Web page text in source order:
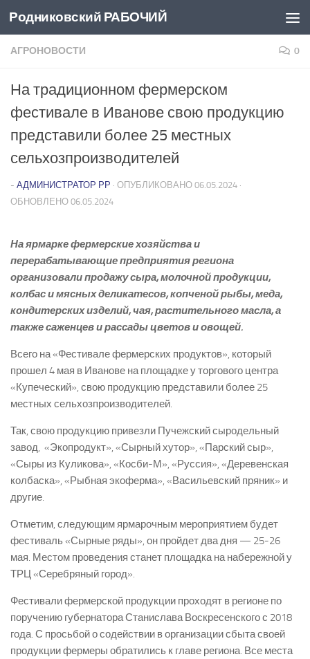
Перейти к содержимому
Родниковский РАБОЧИЙ
АГРОНОВОСТИ 0
На традиционном фермерском
фестивале в Иванове свою продукцию
представили более 25 местных
сельхозпроизводителей
- АДМИНИСТРАТОР РР · ОПУБЛИКОВАНО 06.05.2024 ·
ОБНОВЛЕНО 06.05.2024
На ярмарке фермерские хозяйства и
перерабатывающие предприятия региона
организовали продажу сыра, молочной продукции,
колбас и мясных деликатесов, копченой рыбы, меда,
кондитерских изделий, чая, растительного масла, а
также саженцев и рассады цветов и овощей.
Всего на «Фестивале фермерских продуктов», который
прошел 4 мая в Иванове на площадке у торгового центра
«Купеческий», свою продукцию представили более 25
местных сельхозпроизводителей.
Так, свою продукцию привезли Пучежский сыродельный
завод, «Экопродукт», «Сырный хутор», «Парский сыр»,
«Сыры из Куликова», «Косби-М», «Руссия», «Деревенская
колбаска», «Рыбная экоферма», «Васильевский пряник» и
другие.
Отметим, следующим ярмарочным мероприятием будет
фестиваль «Сырные ряды», он пройдет два дня — 25-26
мая. Местом проведения станет площадка на набережной у
ТРЦ «Серебряный город».
Фестивали фермерской продукции проходят в регионе по
поручению губернатора Станислава Воскресенского с 2018
года. С просьбой о содействии в организации сбыта своей
продукции фермеры обратились к главе региона. Все места